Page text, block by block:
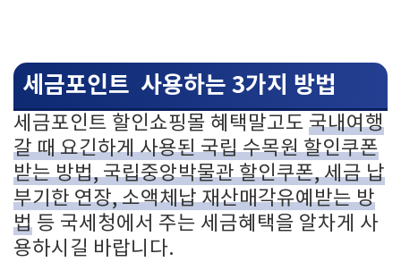
세금포인트 사용하는 3가지 방법
세금포인트 할인쇼핑몰 혜택말고도 국내여행
갈 때 요긴하게 사용된 국립 수목원 할인쿠폰
받는 방법, 국립중앙박물관 할인쿠폰, 세금 납
부기한 연장, 소액체납 재산매각유예받는 방
법 등 국세청에서 주는 세금혜택을 알차게 사
용하시길 바랍니다.